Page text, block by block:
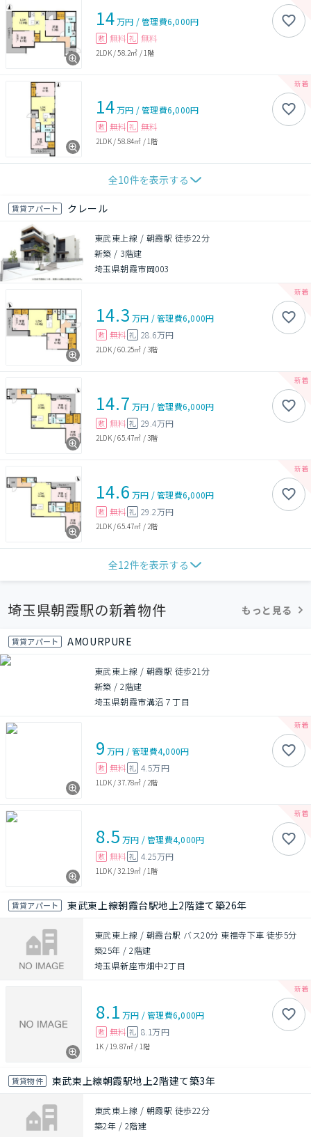
14万円 /管理費6,000円
敷 無料 礼 無料
2LDK/58.2㎡ / 1階
14万円 /管理費6,000円
敷 無料 礼 無料
2LDK/58.84㎡ / 1階
全10件を表示する
賃貸アパート クレール
東武東上線 / 朝霞駅 徒歩22分
新築 / 3階建
埼玉県朝霞市岡003
14.3 万円 /管理費6,000円
敷 無料 礼 28.6万円
2LDK/60.25㎡ /3階
14.7 万円 /管理費6,000円
敷 無料 礼 29.4万円
2LDK/65.47㎡ /3階
14.6 万円 /管理費6,000円
敷 無料 礼 29.2万円
2LDK/65.47㎡ / 2階
全12件を表示する
埼玉県朝霞駅の新着物件 もっと見る
賃貸アパート AMOURPURE
東武東上線 / 朝霞駅 徒歩21分
新築 /2階建
埼玉県朝霞市溝沼７丁目
9 万円 /管理費4,000円
敷 無料 礼 4.5万円
1LDK/37.78㎡ / 2階
8.5 万円 /管理費4,000円
敷 無料 礼 4.25万円
1LDK/32.19㎡ / 1階
賃貸アパート 東武東上線朝霞台駅地上2階建て築26年
東武東上線 / 朝霞台駅 バス20分 東福寺下車 徒歩5分
築25年 /2階建
埼玉県新座市畑中2丁目
8.1 万円 /管理費6,000円
敷 無料 礼 8.1万円
1K / 19.87㎡ / 1階
賃貸物件 東武東上線朝霞駅地上2階建て築3年
東武東上線 / 朝霞駅 徒歩22分
築2年 / 2階建